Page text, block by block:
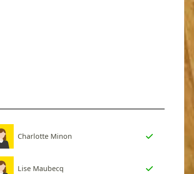
Charlotte Minon
Lise Maubecq